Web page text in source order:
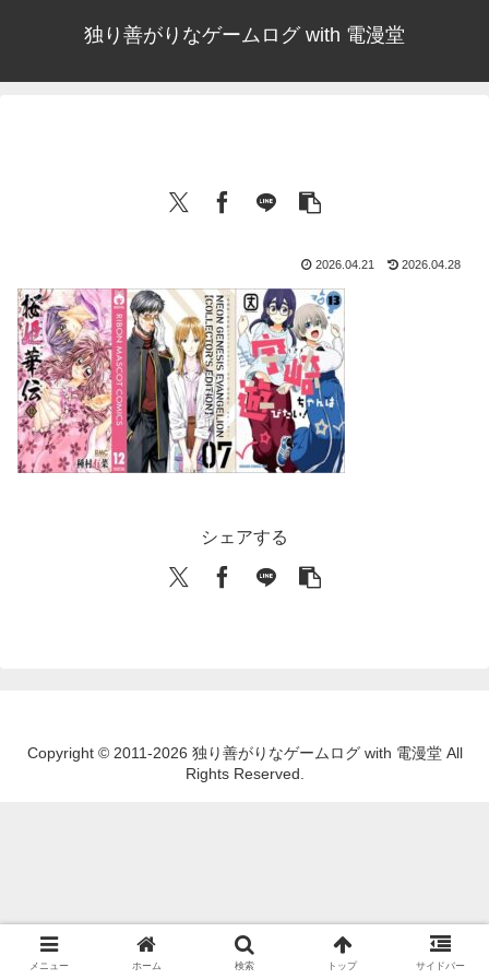
独り善がりなゲームログ with 電漫堂
2026.04.21 2026.04.28
シェアする
Copyright © 2011-2026 独り善がりなゲームログ with 電漫堂 All
Rights Reserved.
メニュー ホーム 検索 トップ サイドバー